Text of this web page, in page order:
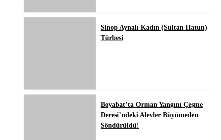
Sinop Aynalı Kadın (Sultan Hatun)
Türbesi
Boyabat’ta Orman Yangını Çeşme
Deresi’ndeki Alevler Büyümeden
Söndürüldü!